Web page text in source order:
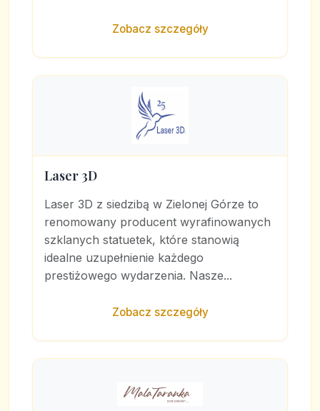
Zobacz szczegóły
Laser 3D
Laser 3D z siedzibą w Zielonej Górze to
renomowany producent wyrafinowanych
szklanych statuetek, które stanowią
idealne uzupełnienie każdego
prestiżowego wydarzenia. Nasze...
Zobacz szczegóły